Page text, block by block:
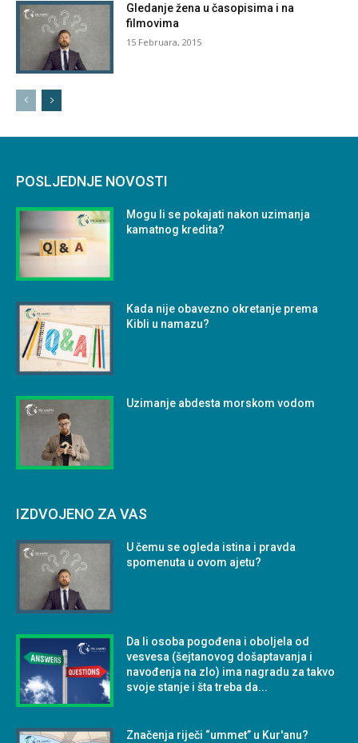
Gledanje žena u časopisima i na
filmovima
15 Februara, 2015
POSLJEDNJE NOVOSTI
Mogu li se pokajati nakon uzimanja
kamatnog kredita?
Kada nije obavezno okretanje prema
Kibli u namazu?
Uzimanje abdesta morskom vodom
IZDVOJENO ZA VAS
U čemu se ogleda istina i pravda
spomenuta u ovom ajetu?
Da li osoba pogođena i oboljela od
vesvesa (šejtanovog došaptavanja i
navođenja na zlo) ima nagradu za takvo
svoje stanje i šta treba da...
Značenja riječi “ummet” u Kur'anu?